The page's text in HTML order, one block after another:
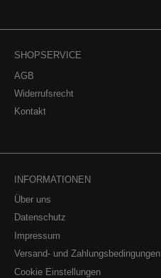
SHOPSERVICE
AGB
Widerrufsrecht
Kontakt
INFORMATIONEN
Über uns
Datenschutz
Impressum
Versand- und Zahlungsbedingungen
Cookie Einstellungen